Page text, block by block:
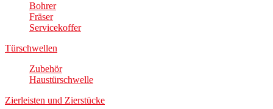
Bohrer
Fräser
Servicekoffer
Türschwellen
Zubehör
Haustürschwelle
Zierleisten und Zierstücke